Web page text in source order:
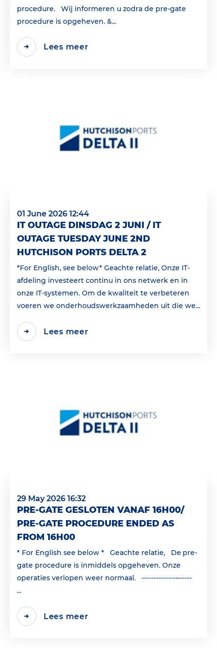
procedure. Wij informeren u zodra de pre-gate
procedure is opgeheven. &...
Lees meer
01 June 2026 12:44
IT OUTAGE DINSDAG 2 JUNI / IT
OUTAGE TUESDAY JUNE 2ND
HUTCHISON PORTS DELTA 2
*For English, see below* Geachte relatie, Onze IT-
afdeling investeert continu in ons netwerk en in
onze IT-systemen. Om de kwaliteit te verbeteren
voeren we onderhoudswerkzaamheden uit die we...
Lees meer
29 May 2026 16:32
PRE-GATE GESLOTEN VANAF 16H00/
PRE-GATE PROCEDURE ENDED AS
FROM 16H00
* For English see below * Geachte relatie, De pre-
gate procedure is inmiddels opgeheven. Onze
operaties verlopen weer normaal. ---------------------
...
Lees meer